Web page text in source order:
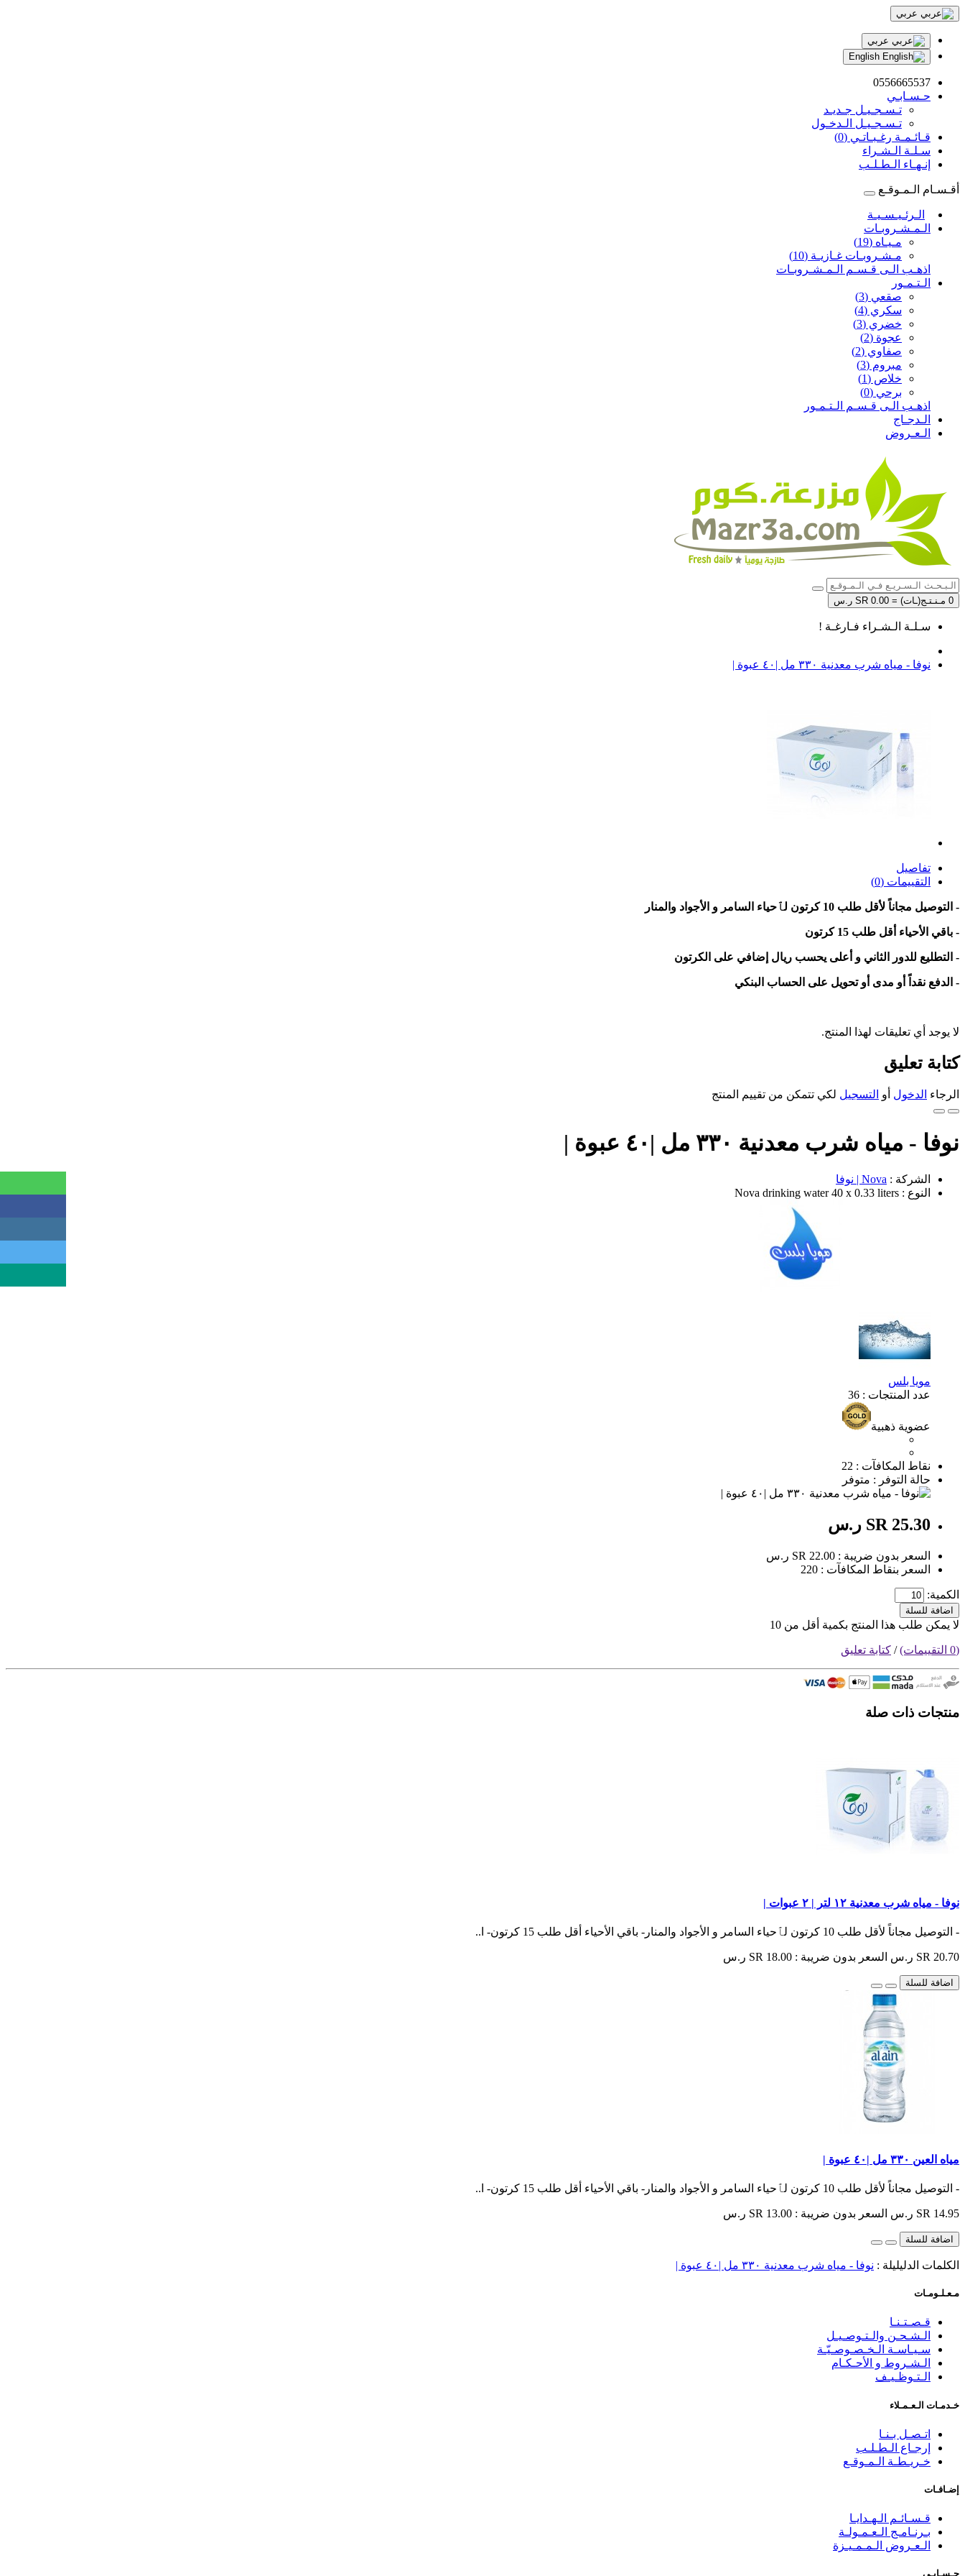
عربي
عربي
0556665537
حـسـابـي
تـسـجـيـل جـديـد
تـسـجـيـل الـدخـول
قـائـمـة رغـبـاتـي (0)
سـلـة الـشـراء
إنـهـاء الـطـلـب
أقـسـام الـمـوقـع
الـرئـيـسـيـة
الـمـشـروبـات
مـيـاه (19)
مـشـروبـات غـازيـة (10)
اذهـب الـى قـسـم الـمـشـروبـات
الـتـمـور
صقعي (3)
سكري (4)
خضري (3)
عجوة (2)
صفاوي (2)
مبروم (3)
خلاص (1)
برحي (0)
اذهـب الـى قـسـم الـتـمـور
الـدجـاج
الـعـروض
0 مـنـتـج(ـات) = SR 0.00 ر.س
سـلـة الـشـراء فـارغـة !
نوفا - مياه شرب معدنية ٣٣٠ مل |٤٠ عبوة |
تفاصيل
التقييمات (0)
- التوصيل مجاناً لأقل طلب 10 كرتون لٱحياء السامر و الأجواد والمنار
- باقي الأحياء أقل طلب 15 كرتون
- التطليع للدور الثاني و أعلى يحسب ريال إضافي على الكرتون
- الدفع نقداً أو مدى أو تحويل على الحساب البنكي
لا يوجد أي تعليقات لهذا المنتج.
كتابة تعليق
الرجاء الدخول أو التسجيل لكي تتمكن من تقييم المنتج
نوفا - مياه شرب معدنية ٣٣٠ مل |٤٠ عبوة |
الشركة : Nova | نوفا
النوع : Nova drinking water 40 x 0.33 liters
مويا بلس
عدد المنتجات : 36
عضوية ذهبية
نقاط المكافآت : 22
حالة التوفر : متوفر
SR 25.30 ر.س
السعر بدون ضريبة : SR 22.00 ر.س
السعر بنقاط المكافآت : 220
الكمية:
اضافة للسلة
لا يمكن طلب هذا المنتج بكمية أقل من 10
(0 التقييمات) / كتابة تعليق
منتجات ذات صلة
نوفا - مياه شرب معدنية ١٢ لتر | ٢ عبوات |
- التوصيل مجاناً لأقل طلب 10 كرتون لٱحياء السامر و الأجواد والمنار- باقي الأحياء أقل طلب 15 كرتون- ا..
SR 20.70 ر.س السعر بدون ضريبة : SR 18.00 ر.س
اضافة للسلة
مياه العين ٣٣٠ مل |٤٠ عبوة |
- التوصيل مجاناً لأقل طلب 10 كرتون لٱحياء السامر و الأجواد والمنار- باقي الأحياء أقل طلب 15 كرتون- ا..
SR 14.95 ر.س السعر بدون ضريبة : SR 13.00 ر.س
اضافة للسلة
الكلمات الدليليلة : نوفا - مياه شرب معدنية ٣٣٠ مل |٤٠ عبوة |
مـعـلـومـات
قـصـتـنـا
الـشـحـن والـتـوصـيـل
سـيـاسـة الـخـصـوصـيّـة
الـشـروط و الأحـكـام
الـتـوظـيـف
خـدمـات الـعـمـلاء
اتـصـل بـنـا
إرجـاع الـطـلـب
خـريـطـة الـمـوقـع
إضـافـات
قـسـائـم الـهـدايـا
بـرنـامـج الـعـمـولـة
الـعـروض الـمـمـيـزة
حـسـابـي